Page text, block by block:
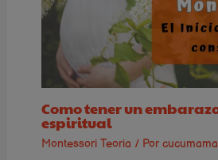
Como tener un
espiritual
Montessori Teoria / Por cucumama